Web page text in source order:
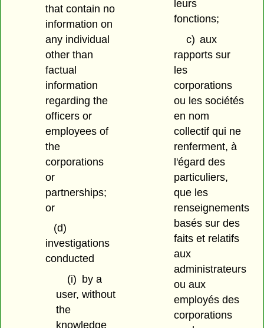
that contain no
information on
any individual
other than
factual
information
regarding the
officers or
employees of
the
corporations
or
partnerships;
or
(d)
investigations
conducted
(i) by a
user, without
the
knowledge
leurs
fonctions;
c) aux
rapports sur
les
corporations
ou les sociétés
en nom
collectif qui ne
renferment, à
l'égard des
particuliers,
que les
renseignements
basés sur des
faits et relatifs
aux
administrateurs
ou aux
employés des
corporations